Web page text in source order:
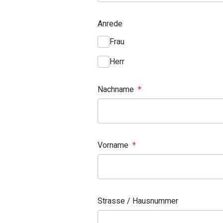
Anrede
Frau
Herr
Nachname *
Vorname *
Strasse / Hausnummer